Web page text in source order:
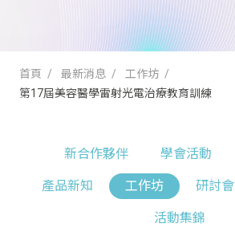
首頁 最新消息
工作坊
第17屆美容醫學雷射光電治療教育訓練
新合作夥伴 學會活動
產品新知 工作坊 研討會
活動集錦